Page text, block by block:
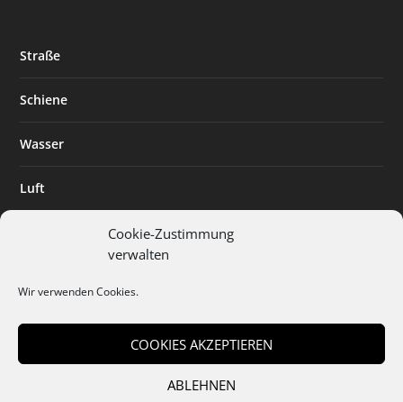
Cookie-Zustimmung
verwalten
Wir verwenden Cookies.
COOKIES AKZEPTIEREN
ABLEHNEN
Straße
Schiene
Wasser
Luft
Digitalisierung